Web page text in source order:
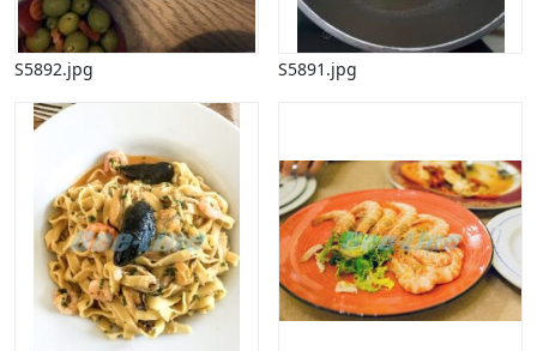
Ost, dessert, chokolade, kaffe
Øvrigt
Traditionel dansk
Mærkedage
Marked, kræmmere
Mennesker
Nationalflag, verdenskort
Natur
Nytår
Påske
Penge, finans
Piktogrammer
S5892.jpg S5891.jpg